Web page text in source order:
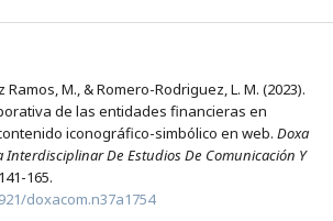
Ramos, M., & Romero-Rodriguez, L. M. (2023).
de las entidades financieras en
iconográfico-simbólico en web. Doxa
Interdisciplinar De Estudios De Comunicación Y
165.
doxacom.n37a1754